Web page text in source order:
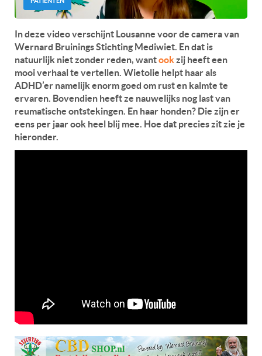
In deze video verschijnt Lousanne voor de camera van
Wernard Bruinings Stichting Mediwiet. En dat is
natuurlijk niet zonder reden, wantookzij heeft een
mooi verhaal te vertellen. Wietolie helpt haar als
ADHD’er namelijk enorm goed om rust en kalmte te
ervaren. Bovendien heeft ze nauwelijks nog last van
reumatische ontstekingen. En haar honden? Die zijn er
eens per jaar ook heel blij mee. Hoe dat precies zit zie je
hieronder.